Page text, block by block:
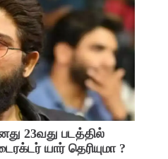
23வது படத்தில்
யார் தெரியுமா ?